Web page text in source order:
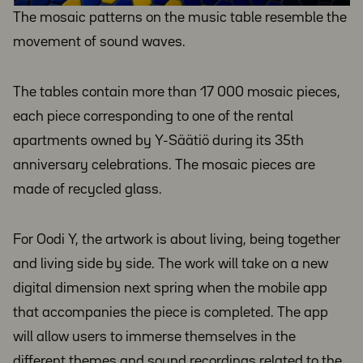
The mosaic patterns on the music table resemble the
movement of sound waves.
The tables contain more than 17 000 mosaic pieces,
each piece corresponding to one of the rental
apartments owned by Y-Säätiö during its 35th
anniversary celebrations. The mosaic pieces are
made of recycled glass.
For Oodi Y, the artwork is about living, being together
and living side by side. The work will take on a new
digital dimension next spring when the mobile app
that accompanies the piece is completed. The app
will allow users to immerse themselves in the